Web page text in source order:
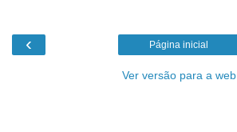
‹ Página inicial
Ver versão para a web